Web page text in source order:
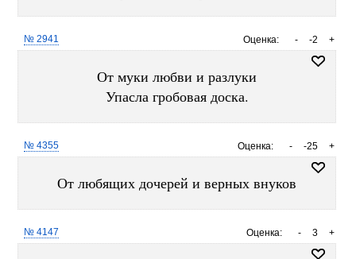
Оценка: +
-2
-
№ 2941
От муки любви и разлуки
Упасла гробовая доска.
Оценка: +
-25
-
№ 4355
От любящих дочерей и верных внуков
Оценка: +
3
-
№ 4147